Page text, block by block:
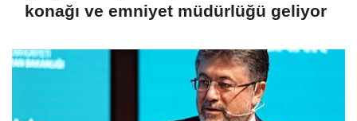
konağı ve emniyet müdürlüğü geliyor